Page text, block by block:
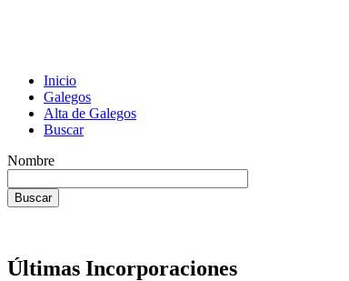
Inicio
Galegos
Alta de Galegos
Buscar
Nombre
Últimas Incorporaciones